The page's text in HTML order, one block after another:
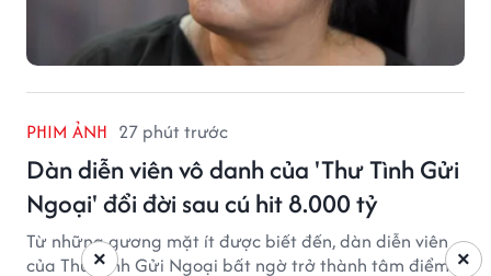
PHIM ẢNH 27 phút trước
Dàn diễn viên vô danh của 'Thư Tình Gửi
Ngoại' đổi đời sau cú hit 8.000 tỷ
Từ những gương mặt ít được biết đến, dàn diễn viên
của Thư Tình Gửi Ngoại bất ngờ trở thành tâm điểm ×
×